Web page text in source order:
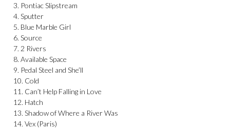
3. Pontiac Slipstream
4. Sputter
5. Blue Marble Girl
6. Source
7. 2 Rivers
8. Available Space
9. Pedal Steel and She’ll
10. Cold
11. Can’t Help Falling in Love
12. Hatch
13. Shadow of Where a River Was
14. Vex (Paris)